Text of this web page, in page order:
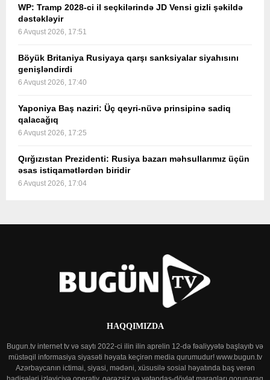
WP: Tramp 2028-ci il seçkilərində JD Vensi gizli şəkildə
dəstəkləyir
6 Avqust 2026, 17:51
Böyük Britaniya Rusiyaya qarşı sanksiyalar siyahısını
genişləndirdi
6 Avqust 2026, 17:40
Yaponiya Baş naziri: Üç qeyri-nüvə prinsipinə sadiq
qalacağıq
6 Avqust 2026, 17:25
Qırğızıstan Prezidenti: Rusiya bazarı məhsullarımız üçün
əsas istiqamətlərdən biridir
6 Avqust 2026, 17:04
HAQQIMIZDA
Bugun.tv internet tv və saytı 2022-ci ilin ilin aprelin 12-də fəaliyyətə başlayıb və
müstəqil informasiya siyasəti həyata keçirən media qurumudur! www.bugun.tv
Azərbaycanın ictimai, siyasi, mədəni, xüsusilə sosial həyatında baş verən